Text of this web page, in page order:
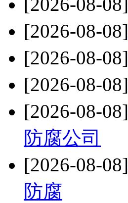
[2026-08-08]
[2026-08-08]
[2026-08-08]
[2026-08-08]
防腐公司
[2026-08-08]
防腐